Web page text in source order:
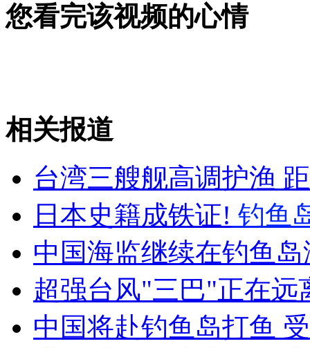
女孩北京地铁殴打老人 痛下狠手拳打脚踢
无痛分娩是否安全 医生回应
外交部：有关国家言论片面不公正
您看完该视频的心情
相关报道
台湾三艘舰高调护渔
日本史籍成铁证! 钓鱼
中国海监继续在钓鱼
超强台风"三巴"正在远
中国将赴钓鱼岛打鱼